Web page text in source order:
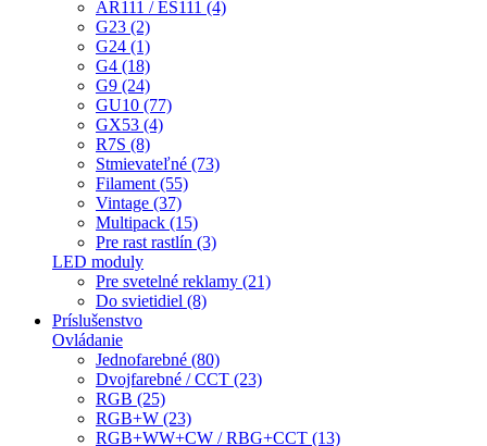
AR111 / ES111 (4)
G23 (2)
G24 (1)
G4 (18)
G9 (24)
GU10 (77)
GX53 (4)
R7S (8)
Stmievateľné (73)
Filament (55)
Vintage (37)
Multipack (15)
Pre rast rastlín (3)
LED moduly
Pre svetelné reklamy (21)
Do svietidiel (8)
Príslušenstvo
Ovládanie
Jednofarebné (80)
Dvojfarebné / CCT (23)
RGB (25)
RGB+W (23)
RGB+WW+CW / RBG+CCT (13)